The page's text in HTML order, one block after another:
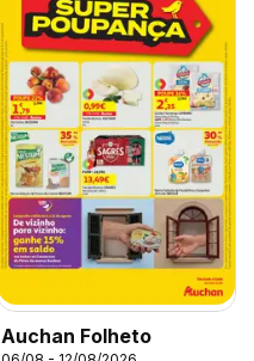
Auchan Folheto